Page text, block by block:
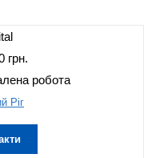
грн.
робота
Ріг